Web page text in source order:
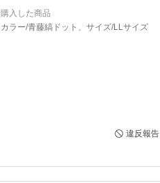
購入した商品
カラー/青藤縞ドット、サイズ/LLサイズ
違反報告